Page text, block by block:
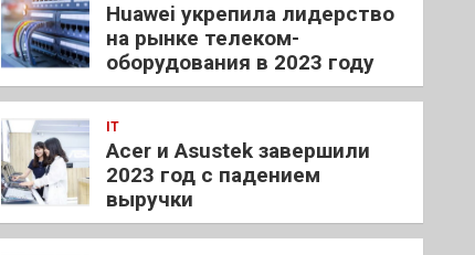
Huawei укрепила лидерство
на рынке телеком-
оборудования в 2023 году
IT
Acer и Asustek завершили
2023 год с падением
выручки